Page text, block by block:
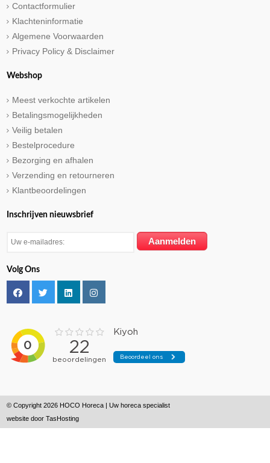
Contactformulier
Klachteninformatie
Algemene Voorwaarden
Privacy Policy & Disclaimer
Webshop
Meest verkochte artikelen
Betalingsmogelijkheden
Veilig betalen
Bestelprocedure
Bezorging en afhalen
Verzending en retourneren
Klantbeoordelingen
Inschrijven nieuwsbrief
Volg Ons
© Copyright 2026 HOCO Horeca | Uw horeca specialist
website doorTasHosting